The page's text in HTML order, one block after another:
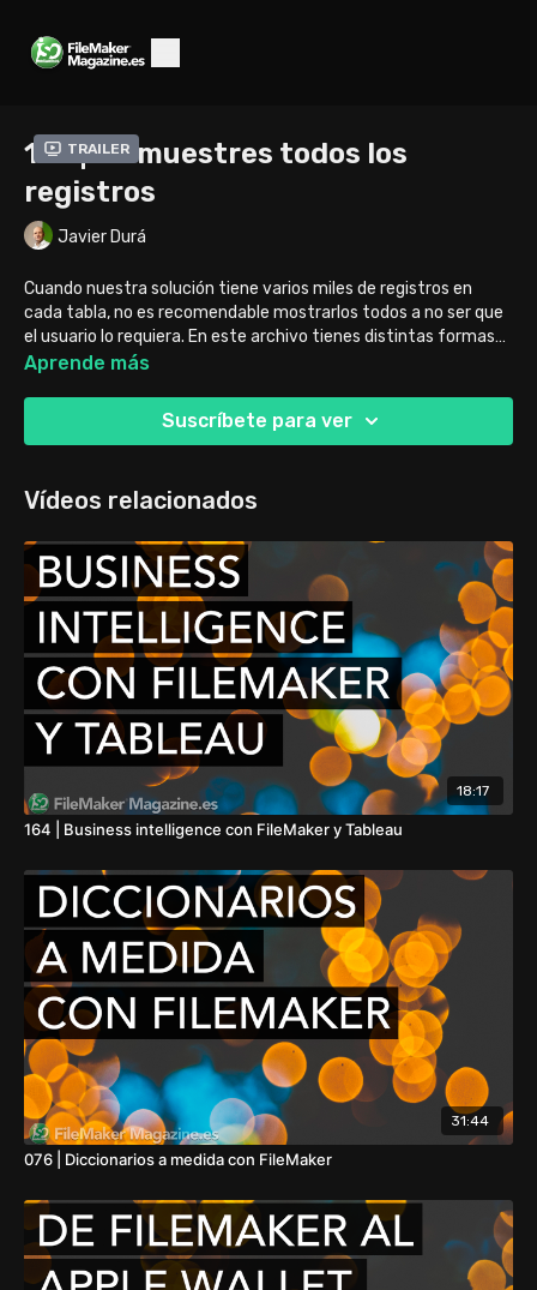
Trailer
187 | No muestres todos los
registros
Javier Durá
Cuando nuestra solución tiene varios miles de registros en
cada tabla, no es recomendable mostrarlos todos a no ser que
el usuario lo requiera. En este archivo tienes distintas formas
de limitar los registros que mostramos a los usuarios.
Aprende más
Suscríbete para ver
Vídeos relacionados
18:17
164 | Business intelligence con FileMaker y Tableau
31:44
076 | Diccionarios a medida con FileMaker